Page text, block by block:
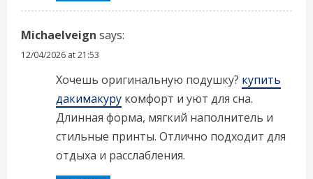
Michaelveign says:
12/04/2026 at 21:53
Хочешь оригинальную подушку? купить
дакимакуру комфорт и уют для сна.
Длинная форма, мягкий наполнитель и
стильные принты. Отлично подходит для
отдыха и расслабления.